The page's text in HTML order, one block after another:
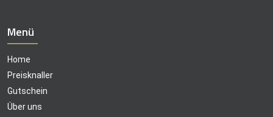
Menü
Home
Preisknaller
Gutschein
Über uns